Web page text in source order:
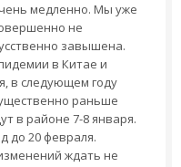
медленно. Мы уже
не
завышена.
в Китае и
в следующем году
раньше
в районе 7-8 января.
до 20 февраля.
ждать не